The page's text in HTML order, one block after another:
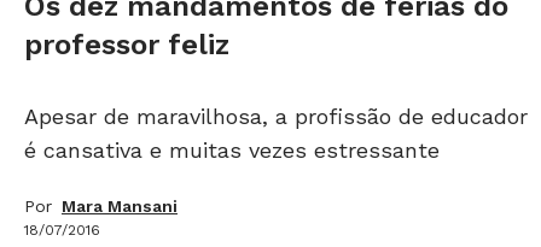
professor feliz
Apesar de maravilhosa, a profissão de educador
é cansativa e muitas vezes estressante
Por Mara Mansani
18/07/2016